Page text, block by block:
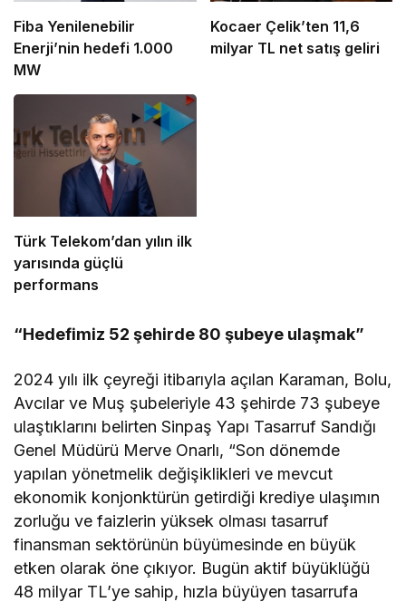
Fiba Yenilenebilir
Enerji’nin hedefi 1.000
MW
Kocaer Çelik’ten 11,6
milyar TL net satış geliri
Türk Telekom’dan yılın ilk
yarısında güçlü
performans
“Hedefimiz 52 şehirde 80 şubeye ulaşmak”
2024 yılı ilk çeyreği itibarıyla açılan Karaman, Bolu,
Avcılar ve Muş şubeleriyle 43 şehirde 73 şubeye
ulaştıklarını belirten Sinpaş Yapı Tasarruf Sandığı
Genel Müdürü Merve Onarlı, “Son dönemde
yapılan yönetmelik değişiklikleri ve mevcut
ekonomik konjonktürün getirdiği krediye ulaşımın
zorluğu ve faizlerin yüksek olması tasarruf
finansman sektörünün büyümesinde en büyük
etken olarak öne çıkıyor. Bugün aktif büyüklüğü
48 milyar TL’ye sahip, hızla büyüyen tasarrufa